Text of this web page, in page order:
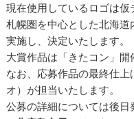
現在使用しているロゴは仮
札幌圏を中心とした北海
実施し、決定いたします。
大賞作品は「きたコン」開
なお、応募作品の最終仕
オ）が担当いたします。
公募の詳細については後日